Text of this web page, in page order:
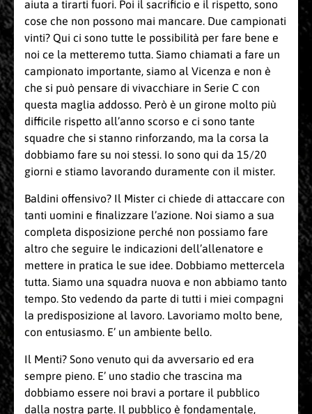
aiuta a tirarti fuori. Poi il sacrificio e il rispetto, sono
cose che non possono mai mancare. Due campionati
vinti? Qui ci sono tutte le possibilità per fare bene e
noi ce la metteremo tutta. Siamo chiamati a fare un
campionato importante, siamo al Vicenza e non è
che si può pensare di vivacchiare in Serie C con
questa maglia addosso. Però è un girone molto più
difficile rispetto all’anno scorso e ci sono tante
squadre che si stanno rinforzando, ma la corsa la
dobbiamo fare su noi stessi. Io sono qui da 15/20
giorni e stiamo lavorando duramente con il mister.
Baldini offensivo? Il Mister ci chiede di attaccare con
tanti uomini e finalizzare l’azione. Noi siamo a sua
completa disposizione perché non possiamo fare
altro che seguire le indicazioni dell’allenatore e
mettere in pratica le sue idee. Dobbiamo mettercela
tutta. Siamo una squadra nuova e non abbiamo tanto
tempo. Sto vedendo da parte di tutti i miei compagni
la predisposizione al lavoro. Lavoriamo molto bene,
con entusiasmo. E’ un ambiente bello.
Il Menti? Sono venuto qui da avversario ed era
sempre pieno. E’ uno stadio che trascina ma
dobbiamo essere noi bravi a portare il pubblico
dalla nostra parte. Il pubblico è fondamentale,